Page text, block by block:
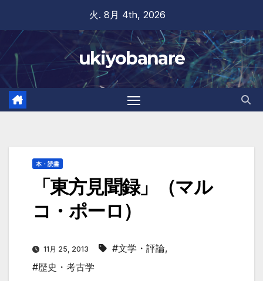
content
火. 8月 4th, 2026
ukiyobanare
本・読書
「東方見聞録」（マル
コ・ポーロ）
11月 25, 2013 #文学・評論,
#歴史・考古学